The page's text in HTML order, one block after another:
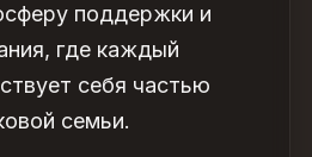
поддержки и
где каждый
себя частью
семьи.